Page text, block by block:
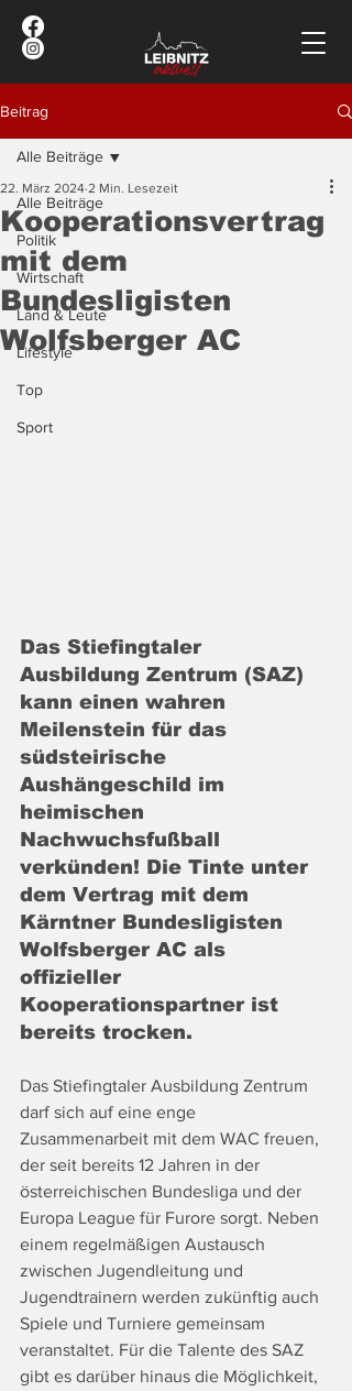
Beitrag
Alle Beiträge
Politik
Wirtschaft
Land & Leute
Lifestyle
Top
Sport
Alle Beiträge
Kooperationsvertrag
mit dem
Bundesligisten
Wolfsberger AC
22. März 2024 2 Min. Lesezeit
Das Stiefingtaler
Ausbildung Zentrum (SAZ)
kann einen wahren
Meilenstein für das
südsteirische
Aushängeschild im
heimischen
Nachwuchsfußball
verkünden! Die Tinte unter
dem Vertrag mit dem
Kärntner Bundesligisten
Wolfsberger AC als
offizieller
Kooperationspartner ist
bereits trocken.
Das Stiefingtaler Ausbildung Zentrum
darf sich auf eine enge
Zusammenarbeit mit dem WAC freuen,
der seit bereits 12 Jahren in der
österreichischen Bundesliga und der
Europa League für Furore sorgt. Neben
einem regelmäßigen Austausch
zwischen Jugendleitung und
Jugendtrainern werden zukünftig auch
Spiele und Turniere gemeinsam
veranstaltet. Für die Talente des SAZ
gibt es darüber hinaus die Möglichkeit,